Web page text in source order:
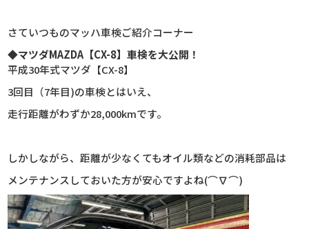
さていつものマッハ車検ご紹介コーナー
◆マツダMAZDA【CX-8】車検を大公開！
平成30年式マツダ【CX-8】
3回目（7年目)の車検とはいえ、
走行距離がわずか28,000kmです。
しかしながら、距離が少なくてもオイル類などの消耗部品は
メンテナンスしておいた方が安心ですよね(⌒∇⌒)